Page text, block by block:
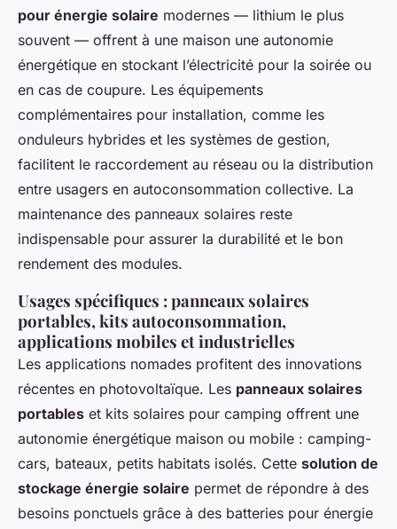
pour énergie solaire modernes — lithium le plus
souvent — offrent à une maison une autonomie
énergétique en stockant l’électricité pour la soirée ou
en cas de coupure. Les équipements
complémentaires pour installation, comme les
onduleurs hybrides et les systèmes de gestion,
facilitent le raccordement au réseau ou la distribution
entre usagers en autoconsommation collective. La
maintenance des panneaux solaires reste
indispensable pour assurer la durabilité et le bon
rendement des modules.
Usages spécifiques : panneaux solaires
portables, kits autoconsommation,
applications mobiles et industrielles
Les applications nomades profitent des innovations
récentes en photovoltaïque. Les panneaux solaires
portables et kits solaires pour camping offrent une
autonomie énergétique maison ou mobile : camping-
cars, bateaux, petits habitats isolés. Cette solution de
stockage énergie solaire permet de répondre à des
besoins ponctuels grâce à des batteries pour énergie